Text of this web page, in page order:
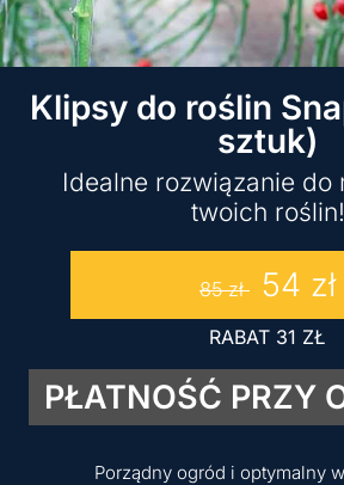
Klipsy do roślin
sztuk)
Idealne rozwiązanie do
twoich roślin!
85zł 54 zł
RABAT 31 ZŁ
PŁATNOŚĆ PRZY
Porządny ogród i optymalny